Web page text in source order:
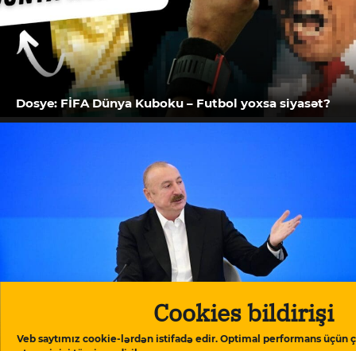
Cookies bildirişi
Veb saytımız cookie-lərdən istifadə edir. Optimal performans üçün
Dosye: FİFA Dünya Kuboku – Futbol yoxsa siyasət?
İlham Əliyev: “Azərbaycan tam olaraq Avropa